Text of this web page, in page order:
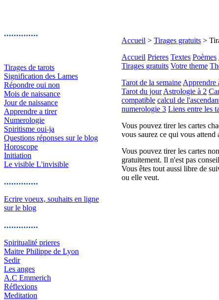
..............
Tirages de tarots
Signification des Lames
Répondre oui non
Mois de naissance
Jour de naissance
Apprendre a tirer
Numerologie
Spiritisme oui-ja
Questions réponses sur le blog
Horoscope
Initiation
Le visible L'invisible
..............
Ecrire voeux, souhaits en ligne
sur le blog
..............
Spiritualité prieres
Maitre Philippe de Lyon
Sedir
Les anges
A.C Emmerich
Réflexions
Meditation
Accueil > Tirages gratuits >
Accueil Prieres Textes Poèmes
Tirages gratuits Votre theme
Tarot de la semaine Apprendre
Tarot du jour Astrologie à 2
compatible calcul de
numerologie 3 Liens entre les
Vous pouvez tirer les cartes
vous saurez ce qui vous
Vous pouvez tirer les cartes
gratuitement. Il n'est pas
Vous êtes tout aussi libre de
ou elle veut.